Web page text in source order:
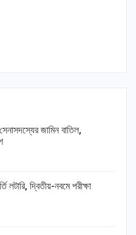
জামিন বাতিল,
লটারি, দ্বিতীয়-নবমে পরীক্ষা